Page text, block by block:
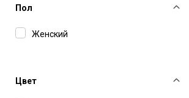
Пол
Женский
Цвет